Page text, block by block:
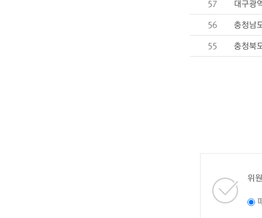
57 대구광
56 충청남
55 충청북
위